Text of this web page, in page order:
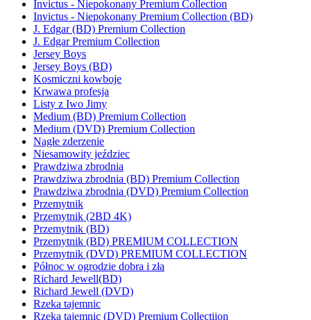
Invictus - Niepokonany Premium Collection
Invictus - Niepokonany Premium Collection (BD)
J. Edgar (BD) Premium Collection
J. Edgar Premium Collection
Jersey Boys
Jersey Boys (BD)
Kosmiczni kowboje
Krwawa profesja
Listy z Iwo Jimy
Medium (BD) Premium Collection
Medium (DVD) Premium Collection
Nagłe zderzenie
Niesamowity jeździec
Prawdziwa zbrodnia
Prawdziwa zbrodnia (BD) Premium Collection
Prawdziwa zbrodnia (DVD) Premium Collection
Przemytnik
Przemytnik (2BD 4K)
Przemytnik (BD)
Przemytnik (BD) PREMIUM COLLECTION
Przemytnik (DVD) PREMIUM COLLECTION
Północ w ogrodzie dobra i zła
Richard Jewell(BD)
Richard Jewell (DVD)
Rzeka tajemnic
Rzeka tajemnic (DVD) Premium Collectiion